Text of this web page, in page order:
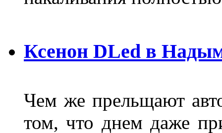
Ксенон DLed в
Чем же прельщают
том, что днем даже